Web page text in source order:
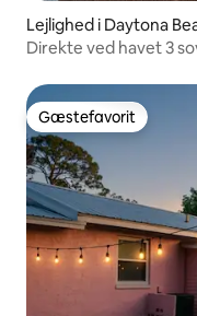
Lejlighed i Daytona
Direkte ved havet 3
Gæstefavorit
Gæstefavorit